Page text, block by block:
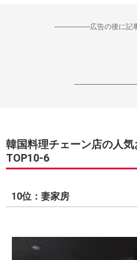
--------------------広告の後に記
韓国料理チェーン店の人
TOP10-6
10位：妻家房